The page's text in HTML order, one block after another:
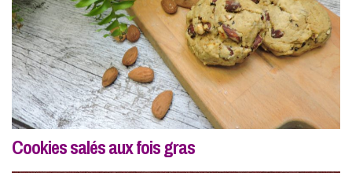
Cookies salés aux fois gras